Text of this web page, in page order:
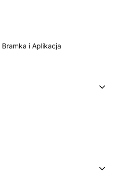
i Aplikacja